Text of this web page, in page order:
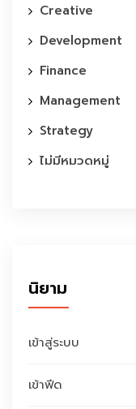
Creative
Development
Finance
Management
Strategy
ไม่มีหมวดหมู่
นิยาม
เข้าสู่ระบบ
เข้าฟีด